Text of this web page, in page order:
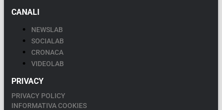
CANALI
NEWSLAB
SOCIALAB
CRONACA
VIDEOLAB
PRIVACY
PRIVACY POLICY
INFORMATIVA COOKIES